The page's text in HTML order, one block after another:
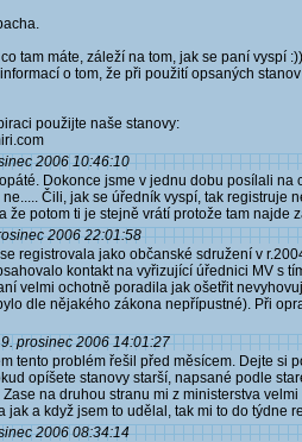
tam máte, záleží na tom, jak se paní vyspí
o tom, že při použití opsaných
použijte naše stanovy:
2006 10:46:10
Dokonce jsme v jednu dobu posílali
Čili, jak se úředník vyspí, tak registruje
že potom ti je stejně vrátí protože tam najde
2006 22:01:58
registrovala jako občanské sdružení v
kontakt na vyřizující úřednici MV s
velmi ochotně poradila jak ošetřit
dle nějakého zákona nepřípustné). Při
prosinec 2006 14:01:27
tento problém řešil před měsícem. Dejte si
opíšete stanovy starší, napsané podle
Zase na druhou stranu mi z ministerstva
jak a když jsem to udělal, tak mi to do týdne
2006 08:34:14